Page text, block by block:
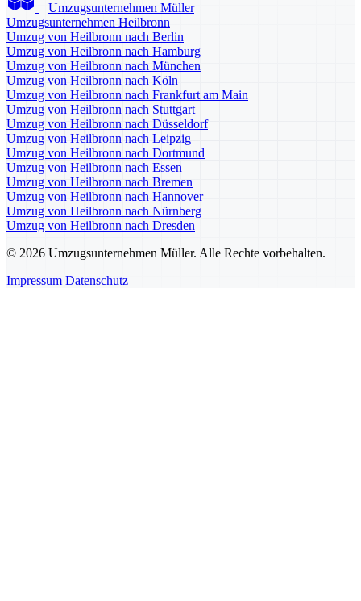
Umzugsunternehmen Müller
Umzugsunternehmen Heilbronn
Umzug von Heilbronn nach Berlin
Umzug von Heilbronn nach Hamburg
Umzug von Heilbronn nach München
Umzug von Heilbronn nach Köln
Umzug von Heilbronn nach Frankfurt am Main
Umzug von Heilbronn nach Stuttgart
Umzug von Heilbronn nach Düsseldorf
Umzug von Heilbronn nach Leipzig
Umzug von Heilbronn nach Dortmund
Umzug von Heilbronn nach Essen
Umzug von Heilbronn nach Bremen
Umzug von Heilbronn nach Hannover
Umzug von Heilbronn nach Nürnberg
Umzug von Heilbronn nach Dresden
© 2026 Umzugsunternehmen Müller. Alle Rechte vorbehalten.
Impressum Datenschutz